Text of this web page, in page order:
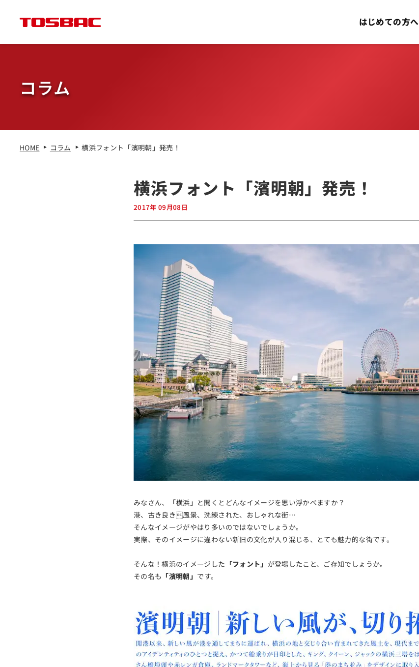
はじめての方へ
コラム
HOME コラム 横浜フォント「濱明朝」発売！
横浜フォント「濱明朝」発売！
2017年 09月08日
みなさん、「横浜」と聞くとどんなイメージを思い浮かべますか？
港、古き良き風景、洗練された、おしゃれな街…
そんなイメージがやはり多いのではないでしょうか。
実際、そのイメージに違わない新旧の文化が入り混じる、とても魅力的な街です。
そんな！横浜のイメージした 「フォント」 が登場したこと、ご存知でしょうか。
その名も 「濱明朝」 です。